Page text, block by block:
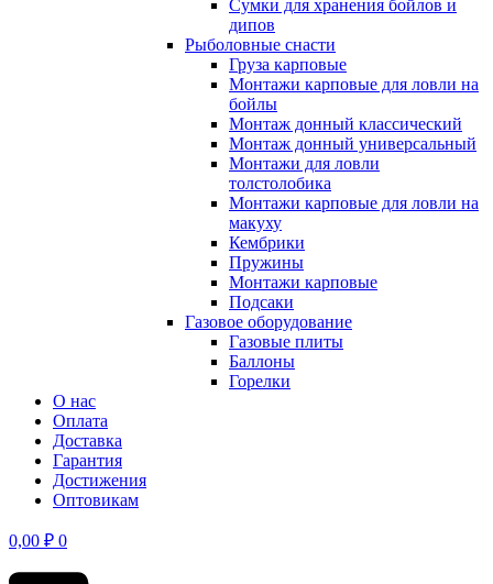
Сумки для хранения бойлов и
дипов
Рыболовные снасти
Груза карповые
Монтажи карповые для ловли на
бойлы
Монтаж донный классический
Монтаж донный универсальный
Монтажи для ловли
толстолобика
Монтажи карповые для ловли на
макуху
Кембрики
Пружины
Монтажи карповые
Подсаки
Газовое оборудование
Газовые плиты
Баллоны
Горелки
О нас
Оплата
Доставка
Гарантия
Достижения
Оптовикам
0,00 ₽ 0